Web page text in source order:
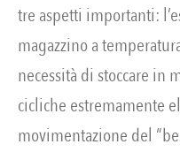
tre aspetti importanti:
magazzino a
necessità di stoccare
cicliche estremamente
movimentazione del